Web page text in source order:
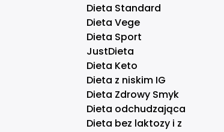
Dieta Standard
Dieta Vege
Dieta Sport
JustDieta
Dieta Keto
Dieta z niskim IG
Dieta Zdrowy Smyk
Dieta odchudzająca
Dieta bez laktozy i z